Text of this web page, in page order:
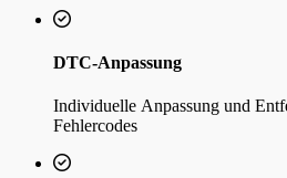
DTC-Anpassung
Individuelle Anpassung und
Fehlercodes